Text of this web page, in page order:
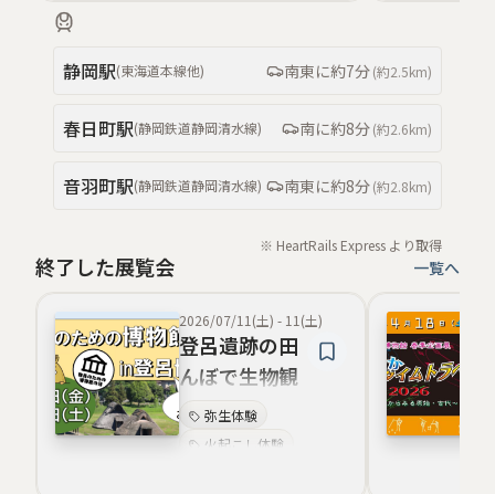
静岡駅(東海道本線他) 南東に約7分(約2.5km)
春日町駅(静岡鉄道静岡清水線) 南に約8分(約2.6km)
音羽町駅(静岡鉄道静岡清水線) 南東に約8分(約2.8km)
※ HeartRails Express より取得
終了した展覧会 一覧へ
2026/07/11(土) - 11(土)
登呂遺跡の田
んぼで生物観
察 弥生体験
火起こし体験